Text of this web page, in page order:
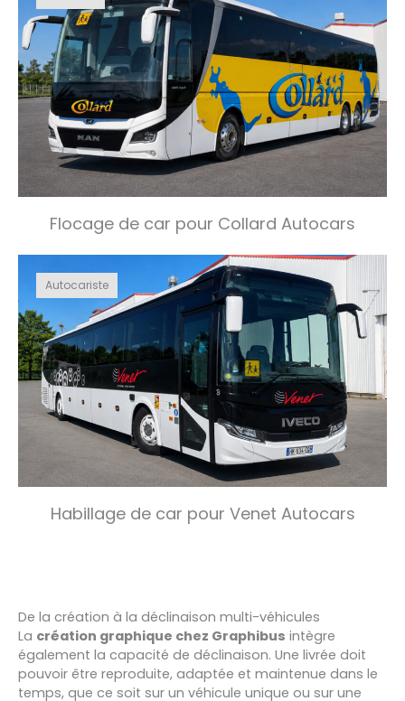
Flocage de car pour Collard Autocars
Autocariste
Habillage de car pour Venet Autocars
De la création à la déclinaison multi-véhicules
La création graphique chez Graphibus intègre
également la capacité de déclinaison. Une livrée doit
pouvoir être reproduite, adaptée et maintenue dans le
temps, que ce soit sur un véhicule unique ou sur une